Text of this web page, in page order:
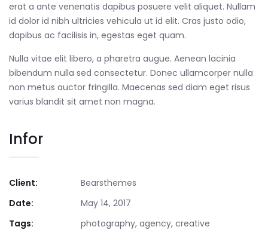
erat a ante venenatis dapibus posuere velit aliquet. Nullam
id dolor id nibh ultricies vehicula ut id elit. Cras justo odio,
dapibus ac facilisis in, egestas eget quam.
Nulla vitae elit libero, a pharetra augue. Aenean lacinia
bibendum nulla sed consectetur. Donec ullamcorper nulla
non metus auctor fringilla. Maecenas sed diam eget risus
varius blandit sit amet non magna.
Infor
Client:
Bearsthemes
Date:
May 14, 2017
Tags:
photography, agency, creative